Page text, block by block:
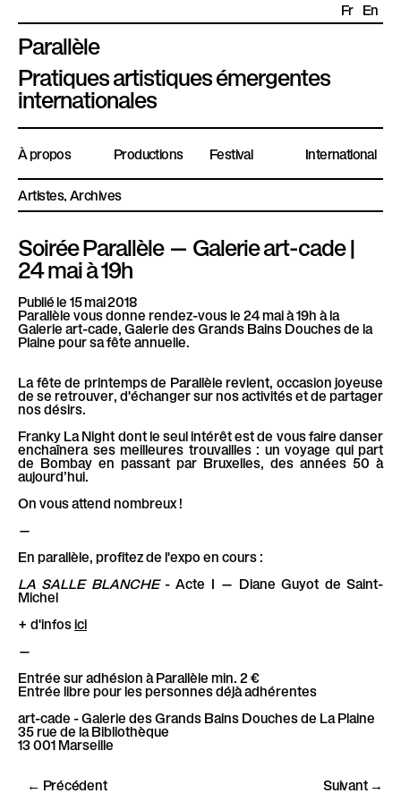
Parallèle
P
l
a
t
e
f
o
m
e
P
a
r
l
l
è
l
e
Pratiques artistiques émergentes
internationales
Fr En
À propos Productions Festival International
Artistes Archives
Soirée Parallèle — Galerie art-cade |
24 mai à 19h
Publié le 15 mai 2018
Parallèle vous donne rendez-vous le 24 mai à 19h à la
Galerie art-cade, Galerie des Grands Bains Douches de la
Plaine pour sa fête annuelle.
La fête de printemps de Parallèle revient, occasion joyeuse
de se retrouver, d'échanger sur nos activités et de partager
nos désirs.
Franky La Night dont le seul intérêt est de vous faire danser
enchaînera ses meilleures trouvailles : un voyage qui part
de Bombay en passant par Bruxelles, des années 50 à
aujourd’hui.
On vous attend nombreux !
—
En parallèle, profitez de l'expo en cours :
LA SALLE BLANCHE- Acte I — Diane Guyot de Saint-
Michel
+ d'infosici
—
Entrée sur adhésion à Parallèle min. 2 €
Entrée libre pour les personnes déjà adhérentes
art-cade - Galerie des Grands Bains Douches de La Plaine
35 rue de la Bibliothèque
13 001 Marseille
← Précédent Suivant →